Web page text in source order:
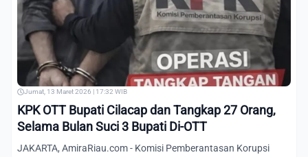
Jumat, 13 Maret 2026 | 17:32 WIB
KPK OTT Bupati Cilacap dan Tangkap 27 Orang,
Selama Bulan Suci 3 Bupati Di-OTT
JAKARTA, AmiraRiau.com - Komisi Pemberantasan Korupsi